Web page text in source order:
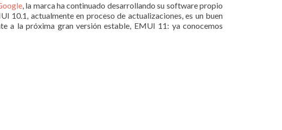
, la marca ha continuado desarrollando su software propio
10.1, actualmente en proceso de actualizaciones, es un buen
a la próxima gran versión estable, EMUI 11: ya conocemos